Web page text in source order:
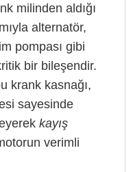
milinden aldığı
alternatör,
pompası gibi
bir bileşendir.
krank kasnağı,
sayesinde
kayış
verimli